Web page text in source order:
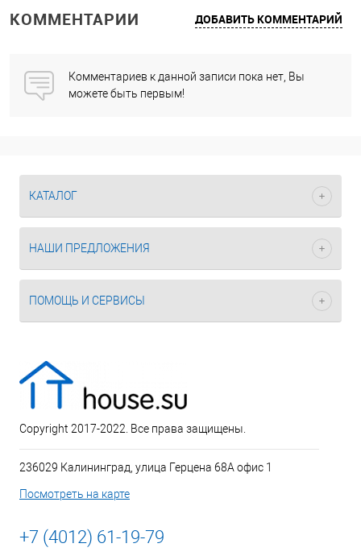
КОММЕНТАРИИ ДОБАВИТЬ КОММЕНТАРИЙ
Комментариев к данной записи пока нет, Вы
можете быть первым!
КАТАЛОГ
НАШИ ПРЕДЛОЖЕНИЯ
ПОМОЩЬ И СЕРВИСЫ
Copyright 2017-2022. Все права защищены.
236029 Калининград, улица Герцена 68А офис 1
Посмотреть на карте
+7 (4012) 61-19-79